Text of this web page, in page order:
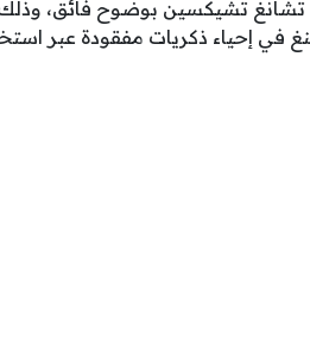
تشانغ تشيكسين بوضوح فائق،
في إحياء ذكريات مفقودة عبر